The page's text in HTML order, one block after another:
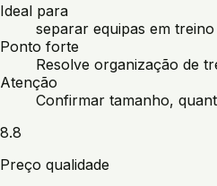
Ideal para
separar equipas em
Ponto forte
Resolve organização de
Atenção
Confirmar tamanho,
8.8
Preço qualidade